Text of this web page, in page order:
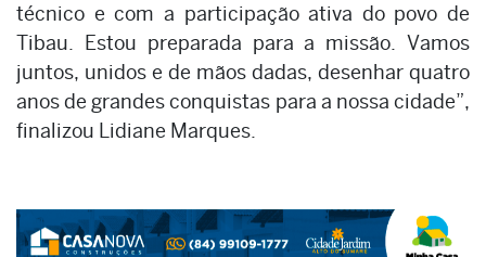
técnico e com a participação ativa do povo de
Tibau. Estou preparada para a missão. Vamos
juntos, unidos e de mãos dadas, desenhar quatro
anos de grandes conquistas para a nossa cidade”,
finalizou Lidiane Marques.